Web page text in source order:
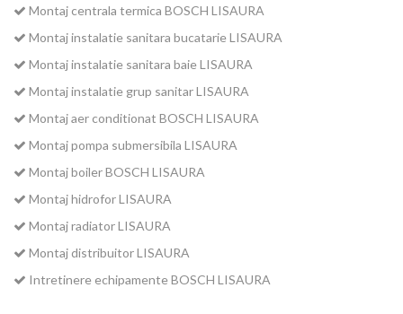
Montaj centrala termica BOSCH LISAURA
Montaj instalatie sanitara bucatarie LISAURA
Montaj instalatie sanitara baie LISAURA
Montaj instalatie grup sanitar LISAURA
Montaj aer conditionat BOSCH LISAURA
Montaj pompa submersibila LISAURA
Montaj boiler BOSCH LISAURA
Montaj hidrofor LISAURA
Montaj radiator LISAURA
Montaj distribuitor LISAURA
Intretinere echipamente BOSCH LISAURA